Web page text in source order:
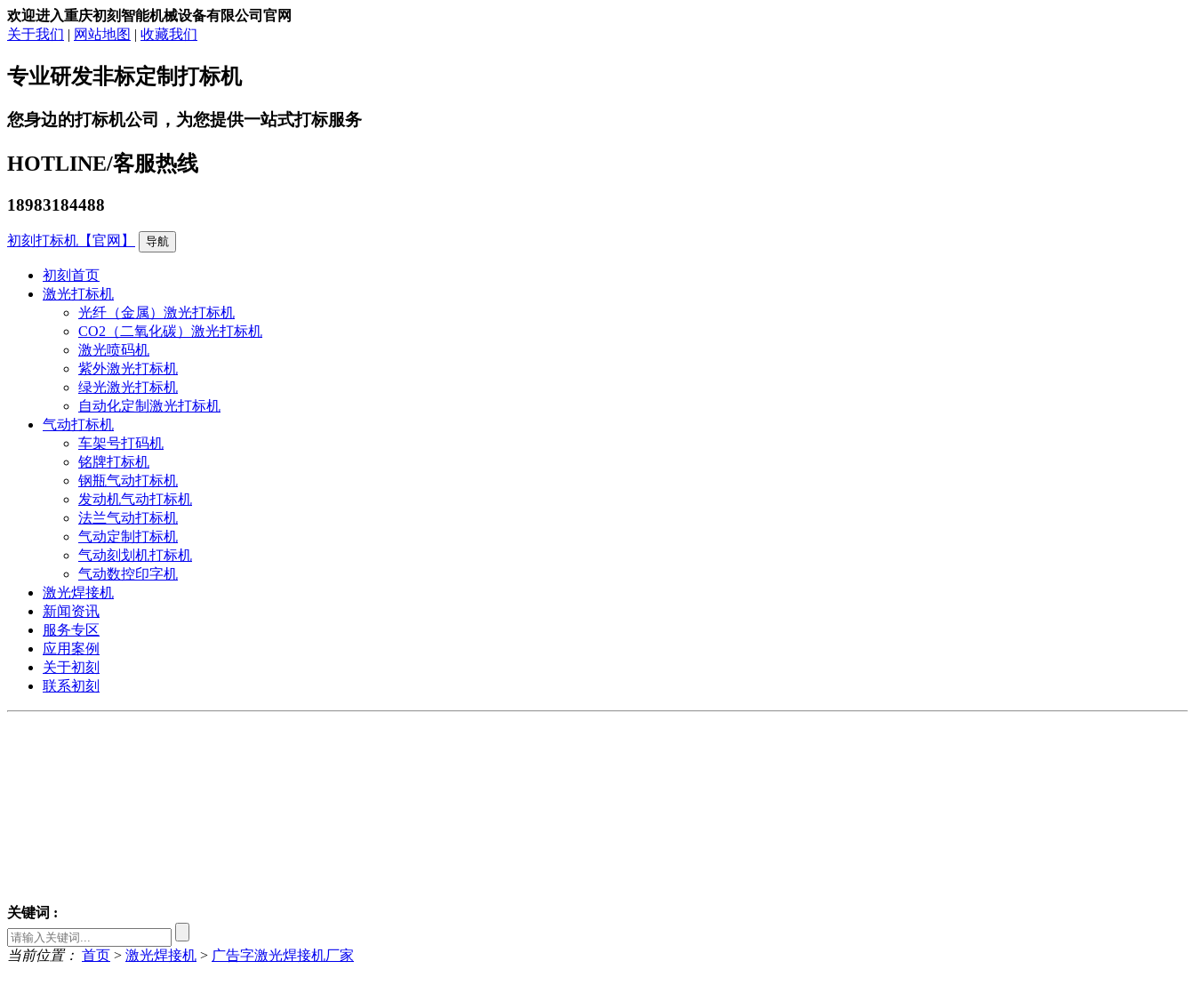
欢迎进入重庆初刻智能机械设备有限公司官网
关于我们 | 网站地图 | 收藏我们
专业研发非标定制打标机
您身边的打标机公司，为您提供一站式打标服务
HOTLINE/客服热线
18983184488
初刻打标机【官网】 导航
初刻首页
激光打标机
光纤（金属）激光打标机
CO2（二氧化碳）激光打标机
激光喷码机
紫外激光打标机
绿光激光打标机
自动化定制激光打标机
气动打标机
车架号打码机
铭牌打标机
钢瓶气动打标机
发动机气动打标机
法兰气动打标机
气动定制打标机
气动刻划机打标机
气动数控印字机
激光焊接机
新闻资讯
服务专区
应用案例
关于初刻
联系初刻
关键词 :
当前位置： 首页 > 激光焊接机 > 广告字激光焊接机厂家